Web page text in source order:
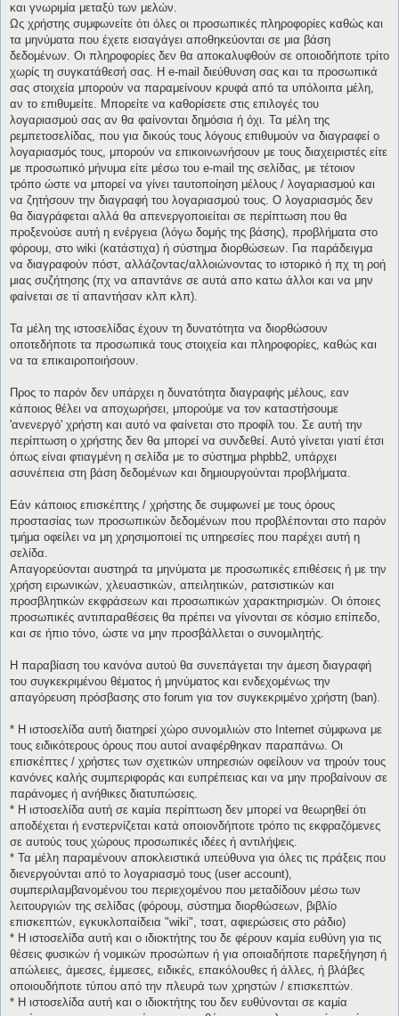
και γνωριμία μεταξύ των μελών.
Ως χρήστης συμφωνείτε ότι όλες οι προσωπικές πληροφορίες καθώς και
τα μηνύματα που έχετε εισαγάγει αποθηκεύονται σε μια βάση
δεδομένων. Οι πληροφορίες δεν θα αποκαλυφθούν σε οποιοδήποτε τρίτο
χωρίς τη συγκατάθεσή σας. Η e-mail διεύθυνση σας και τα προσωπικά
σας στοιχεία μπορούν να παραμείνουν κρυφά από τα υπόλοιπα μέλη,
αν το επιθυμείτε. Μπορείτε να καθορίσετε στις επιλογές του
λογαριασμού σας αν θα φαίνονται δημόσια ή όχι. Τα μέλη της
ρεμπετοσελίδας, που για δικούς τους λόγους επιθυμούν να διαγραφεί ο
λογαριασμός τους, μπορούν να επικοινωνήσουν με τους διαχειριστές είτε
με προσωπικό μήνυμα είτε μέσω του e-mail της σελίδας, με τέτοιον
τρόπο ώστε να μπορεί να γίνει ταυτοποίηση μέλους / λογαριασμού και
να ζητήσουν την διαγραφή του λογαριασμού τους. Ο λογαριασμός δεν
θα διαγράφεται αλλά θα απενεργοποιείται σε περίπτωση που θα
προξενούσε αυτή η ενέργεια (λόγω δομής της βάσης), προβλήματα στο
φόρουμ, στο wiki (κατάστιχα) ή σύστημα διορθώσεων. Για παράδειγμα
να διαγραφούν πόστ, αλλάζοντας/αλλοιώνοντας το ιστορικό ή πχ τη ροή
μιας συζήτησης (πχ να απαντάνε σε αυτά απο κατω άλλοι και να μην
φαίνεται σε τί απαντήσαν κλπ κλπ).
Τα μέλη της ιστοσελίδας έχουν τη δυνατότητα να διορθώσουν
οποτεδήποτε τα προσωπικά τους στοιχεία και πληροφορίες, καθώς και
να τα επικαιροποιήσουν.
Προς το παρόν δεν υπάρχει η δυνατότητα διαγραφής μέλους, εαν
κάποιος θέλει να αποχωρήσει, μπορούμε να τον καταστήσουμε
'ανενεργό' χρήστη και αυτό να φαίνεται στο προφίλ του. Σε αυτή την
περίπτωση ο χρήστης δεν θα μπορεί να συνδεθεί. Αυτό γίνεται γιατί έτσι
όπως είναι φτιαγμένη η σελίδα με το σύστημα phpbb2, υπάρχει
ασυνέπεια στη βάση δεδομένων και δημιουργούνται προβλήματα.
Εάν κάποιος επισκέπτης / χρήστης δε συμφωνεί με τους όρους
προστασίας των προσωπικών δεδομένων που προβλέπονται στο παρόν
τμήμα οφείλει να μη χρησιμοποιεί τις υπηρεσίες που παρέχει αυτή η
σελίδα.
Απαγορεύονται αυστηρά τα μηνύματα με προσωπικές επιθέσεις ή με την
χρήση ειρωνικών, χλευαστικών, απειλητικών, ρατσιστικών και
προσβλητικών εκφράσεων και προσωπικών χαρακτηρισμών. Οι όποιες
προσωπικές αντιπαραθέσεις θα πρέπει να γίνονται σε κόσμιο επίπεδο,
και σε ήπιο τόνο, ώστε να μην προσβάλλεται ο συνομιλητής.
Η παραβίαση του κανόνα αυτού θα συνεπάγεται την άμεση διαγραφή
του συγκεκριμένου θέματος ή μηνύματος και ενδεχομένως την
απαγόρευση πρόσβασης στο forum για τον συγκεκριμένο χρήστη (ban).
* H ιστοσελίδα αυτή διατηρεί χώρο συνομιλιών στο Internet σύμφωνα με
τους ειδικότερους όρους που αυτοί αναφέρθηκαν παραπάνω. Οι
επισκέπτες / χρήστες των σχετικών υπηρεσιών οφείλουν να τηρούν τους
κανόνες καλής συμπεριφοράς και ευπρέπειας και να μην προβαίνουν σε
παράνομες ή ανήθικες διατυπώσεις.
* H ιστοσελίδα αυτή σε καμία περίπτωση δεν μπορεί να θεωρηθεί ότι
αποδέχεται ή ενστερνίζεται κατά οποιονδήποτε τρόπο τις εκφραζόμενες
σε αυτούς τους χώρους προσωπικές ιδέες ή αντιλήψεις.
* Τα μέλη παραμένουν αποκλειστικά υπεύθυνα για όλες τις πράξεις που
διενεργούνται από το λογαριασμό τους (user account),
συμπεριλαμβανομένου του περιεχομένου που μεταδίδουν μέσω των
λειτουργιών της σελίδας (φόρουμ, σύστημα διορθώσεων, βιβλίο
επισκεπτών, εγκυκλοπαίδεια "wiki", τσατ, αφιερώσεις στο ράδιο)
* H ιστοσελίδα αυτή και ο ιδιοκτήτης του δε φέρουν καμία ευθύνη για τις
θέσεις φυσικών ή νομικών προσώπων ή για οποιαδήποτε παρεξήγηση ή
απώλειες, άμεσες, έμμεσες, ειδικές, επακόλουθες ή άλλες, ή βλάβες
οποιουδήποτε τύπου από την πλευρά των χρηστών / επισκεπτών.
* H ιστοσελίδα αυτή και ο ιδιοκτήτης του δεν ευθύνονται σε καμία